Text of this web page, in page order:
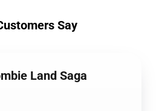
Say
Land Saga